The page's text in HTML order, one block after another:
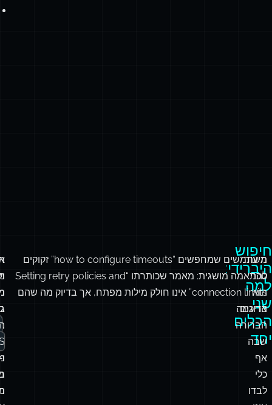
חיפוש
היברידי:
למה
שני
הכלים
יחד
תיעוד
טכני
הוא
הדוגמה
הברורה
שבה
אף
כלי
לבדו
משתמשים שמחפשים “how to configure timeouts” זקוקים
להתאמה מושגית: מאמר שכותרתו “Setting retry policies and
connection limits” אינו חולק מילות מפתח, אך בדיוק מה שהם
צריכים.
,
ו‑